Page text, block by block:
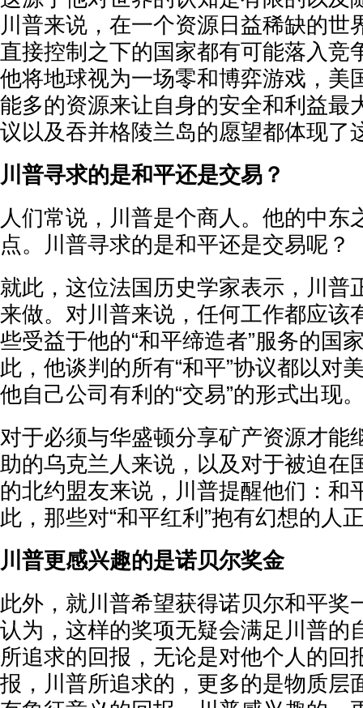
川普来说，在一个资源日益稀缺的世
直接控制之下的国家都有可能落入竞
他将地球视为一场零和博弈游戏，美
能多的资源来让自身的安全和利益最
议以及吞并格陵兰岛的愿望都体现了
川普寻求的是和平还是交易？
人们常说，川普是个商人。他的中东
点。川普寻求的是和平还是交易呢？
就此，这位法国历史学家表示，川普
来做。对川普来说，任何工作都应该
些受益于他的“和平缔造者”服务的国
此，他谈判的所有“和平”协议都以对
他自己公司有利的“交易”的形式出现
对于必须与华盛顿分享矿产资源才能
助的乌克兰人来说，以及对于被迫在
的北约盟友来说，川普提醒他们：和
此，那些对“和平红利”抱有幻想的人
川普更感兴趣的是诺贝尔奖金
此外，就川普希望获得诺贝尔和平奖
认为，这样的奖项无疑会满足川普的
所追求的回报，无论是对他个人的回
报，川普所追求的，更多的是物质层